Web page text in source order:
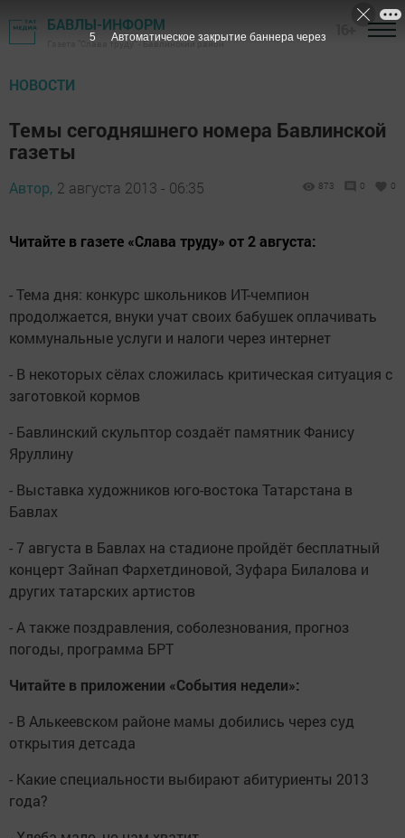
БАВЛЫ-ИНФОРМ
Газета "Слава труду" - Бавлинский район
НОВОСТИ
Темы сегодняшнего номера Бавлинской
газеты
Автор, 2 августа 2013 - 06:35 873 0 0
Читайте в газете «Слава труду» от 2 августа:
- Тема дня: конкурс школьников ИТ-чемпион
продолжается, внуки учат своих бабушек оплачивать
коммунальные услуги и налоги через интернет
- В некоторых сёлах сложилась критическая ситуация с
заготовкой кормов
- Бавлинский скульптор создаёт памятник Фанису
Яруллину
- Выставка художников юго-востока Татарстана в
Бавлах
- 7 августа в Бавлах на стадионе пройдёт бесплатный
концерт Зайнап Фархетдиновой, Зуфара Билалова и
других татарских артистов
- А также поздравления, соболезнования, прогноз
погоды, программа БРТ
Читайте в приложении «События недели»:
- В Алькеевском районе мамы добились через суд
открытия детсада
- Какие специальности выбирают абитуриенты 2013
года?
4 Автоматическое закрытие баннера через